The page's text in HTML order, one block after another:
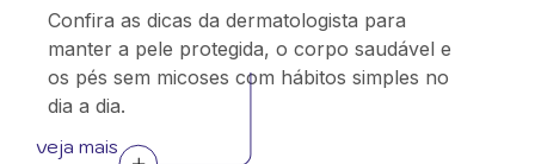
Confira as dicas da dermatologista para
manter a pele protegida, o corpo saudável e
os pés sem micoses com hábitos simples no
dia a dia.
veja mais